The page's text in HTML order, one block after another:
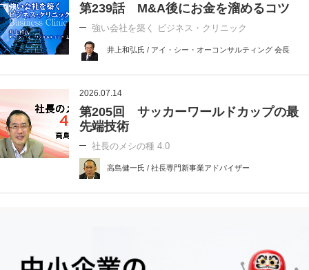
第239話 M&A後にお金を溜めるコツ
強い会社を築く ビジネス・クリニック
井上和弘氏 / アイ・シー・オーコンサルティング 会長
2026.07.14
第205回 サッカーワールドカップの最
先端技術
社長のメシの種 4.0
高島健一氏 / 社長専門新事業アドバイザー